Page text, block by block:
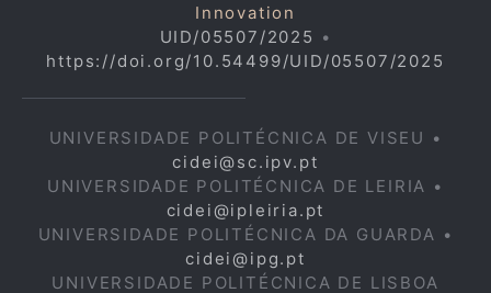
Innovation
UID/05507/2025 •
https://doi.org/10.54499/UID/05507/2025
UNIVERSIDADE POLITÉCNICA DE VISEU •
cidei@sc.ipv.pt
UNIVERSIDADE POLITÉCNICA DE LEIRIA •
cidei@ipleiria.pt
UNIVERSIDADE POLITÉCNICA DA GUARDA •
cidei@ipg.pt
UNIVERSIDADE POLITÉCNICA DE LISBOA